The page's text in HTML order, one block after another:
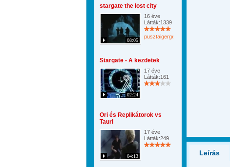
stargate the lost city
08:05
16 éve
Látták:1339
pusztaigergely
Stargate - A kezdetek
02:24
17 éve
Látták:161
Ori és Replikátorok vs
Tauri
04:13
17 éve
Látták:249
Leírás